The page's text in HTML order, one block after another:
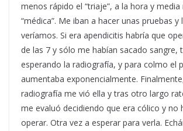
menos rápido el “triaje”, a la hora y
“médica”. Me iban a hacer unas pruebas y
veríamos. Si era apendicitis habría que
de las 7 y sólo me habían sacado sangre,
esperando la radiografía, y para colmo el
aumentaba exponencialmente.
radiografía me vió ella y tras otro largo
me evaluó decidiendo que era cólico y no
operar. Otra vez a esperar para verla.